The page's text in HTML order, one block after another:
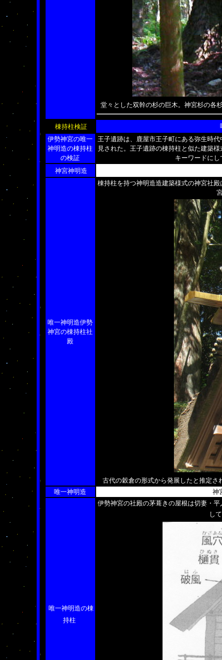
堂々とした双幹の杉の巨木。神宮杉の各
棟持柱検証
伊勢神宮の唯一
神明造の棟持柱
の検証
王子遺跡は、鹿屋市王子町にある弥生時
見された。王子遺跡の棟持柱と似た建築
キーワードに
神宮神明造
唯一神明造伊勢
神宮の棟持柱社
殿
棟持柱を持つ神明造造建築様式の神宮社殿
古代の穀倉の形式から発展したと推定
唯一神明造
神
唯一神明造の棟
持柱
伊勢神宮の社殿の茅葺きの屋根は切妻・
し